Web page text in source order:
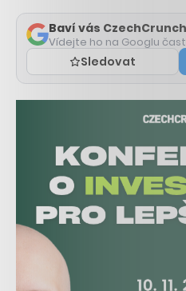
Baví vás
Vídejte ho na Googlu
Sledovat